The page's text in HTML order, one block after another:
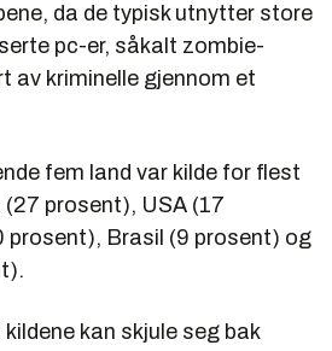
da de typisk utnytter store
pc-er, såkalt zombie-
av kriminelle gjennom et
fem land var kilde for flest
(27 prosent), USA (17
prosent), Brasil (9 prosent) og
kan skjule seg bak